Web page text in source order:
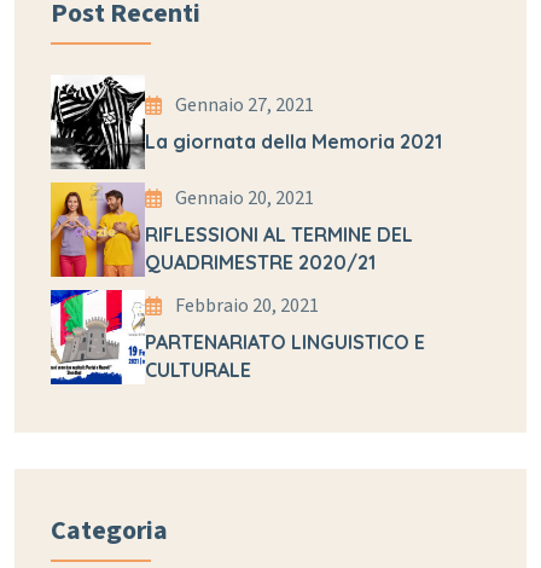
Post Recenti
Gennaio 27, 2021
La giornata della Memoria 2021
Gennaio 20, 2021
RIFLESSIONI AL TERMINE DEL
QUADRIMESTRE 2020/21
Febbraio 20, 2021
PARTENARIATO LINGUISTICO E
CULTURALE
Categoria